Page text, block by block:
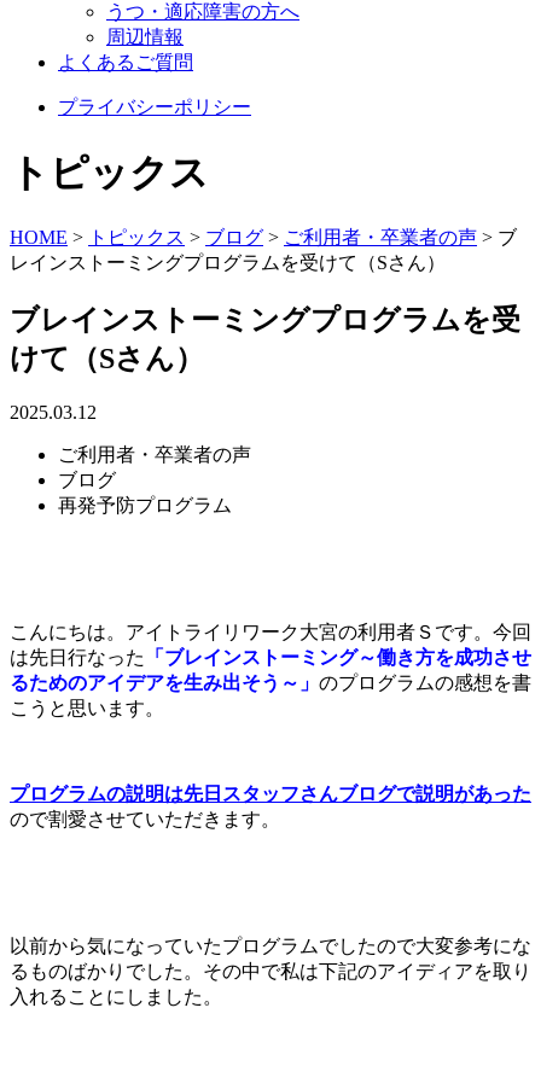
うつ・適応障害の方へ
周辺情報
よくあるご質問
プライバシーポリシー
トピックス
HOME > トピックス > ブログ > ご利用者・卒業者の声 > ブ
レインストーミングプログラムを受けて（Sさん）
ブレインストーミングプログラムを受
けて（Sさん）
2025.03.12
ご利用者・卒業者の声
ブログ
再発予防プログラム
こんにちは。アイトライリワーク大宮の利用者Ｓです。今回
は先日行なった
「ブレインストーミング～働き方を成功させ
るためのアイデアを生み出そう～」 のプログラムの感想を書
こうと思います。
プログラムの説明は先日スタッフさんブログで説明があった
ので割愛させていただきます。
以前から気になっていたプログラムでしたので大変参考にな
るものばかりでした。その中で私は下記のアイディアを取り
入れることにしました。